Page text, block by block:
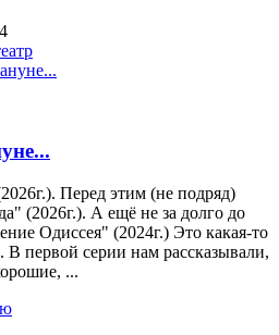
Перед этим (не подряд)
(2026г.). А ещё не за долго до
Одиссея" (2024г.) Это какая-то
В первой серии нам рассказывали,
...